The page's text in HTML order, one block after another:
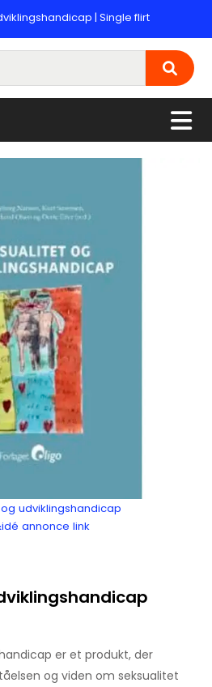
| Single flirt
udviklingshandicap
annonce link
er et produkt, der
og viden om seksualitet